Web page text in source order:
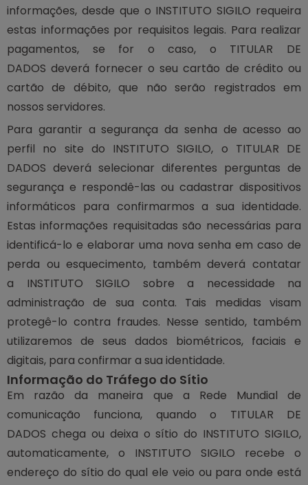
informações, desde que o INSTITUTO SIGILO requeira
estas informações por requisitos legais. Para realizar
pagamentos, se for o caso, o TITULAR DE
DADOS deverá fornecer o seu cartão de crédito ou
cartão de débito, que não serão registrados em
nossos servidores.
Para garantir a segurança da senha de acesso ao
perfil no site do INSTITUTO SIGILO, o TITULAR DE
DADOS deverá selecionar diferentes perguntas de
segurança e respondê-las ou cadastrar dispositivos
informáticos para confirmarmos a sua identidade.
Estas informações requisitadas são necessárias para
identificá-lo e elaborar uma nova senha em caso de
perda ou esquecimento, também deverá contatar
a INSTITUTO SIGILO sobre a necessidade na
administração de sua conta. Tais medidas visam
protegê-lo contra fraudes. Nesse sentido, também
utilizaremos de seus dados biométricos, faciais e
digitais, para confirmar a sua identidade.
Informação do Tráfego do Sítio
Em razão da maneira que a Rede Mundial de
comunicação funciona, quando o TITULAR DE
DADOS chega ou deixa o sítio do INSTITUTO SIGILO,
automaticamente, o INSTITUTO SIGILO recebe o
endereço do sítio do qual ele veio ou para onde está